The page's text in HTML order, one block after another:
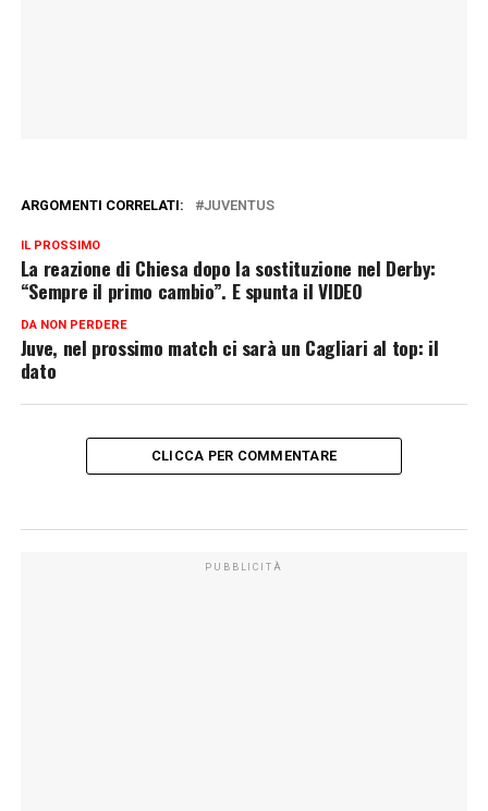
ARGOMENTI CORRELATI: JUVENTUS
IL PROSSIMO
La reazione di Chiesa dopo la sostituzione nel Derby:
“Sempre il primo cambio”. E spunta il VIDEO
DA NON PERDERE
Juve, nel prossimo match ci sarà un Cagliari al top: il
dato
CLICCA PER COMMENTARE
PUBBLICITÀ